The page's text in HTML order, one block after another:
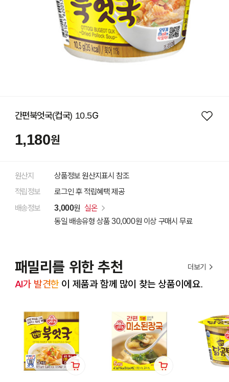
간편북엇국(컵국) 10.5G
1,180원
원산지
상품정보 원산지표시 참조
적립정보
로그인 후 적립혜택 제공
배송정보
3,000원 실온
동일 배송유형 상품 30,000원 이상 구매시 무료
패밀리를 위한 추천 더보기
AI가 발견한 이 제품과 함께 많이 찾는 상품이에요.